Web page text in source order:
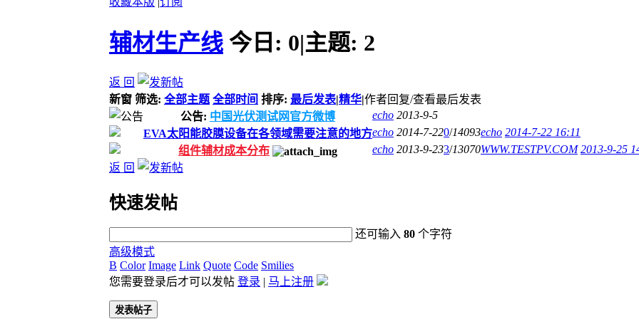
辅材生产线 今日: 0|主题: 2
返 回
新窗 筛选: 全部主题 全部时间 排序: 最后发表|精华|作者回复/查看最后发表
公告: 中国光伏测试网官方微博 echo 2013-9-5
EVA太阳能胶膜设备在各领域需要注意的地方echo 2014-7-220/14093echo 2014-7-22 16:11
组件辅材成本分布
echo 2013-9-233/13070WWW.TESTPV.COM 2013-9-25
返 回
快速发帖
还可输入80 个字符
高级模式
B Color Image Link Quote Code Smilies
您需要登录后才可以发帖 登录 | 马上注册
发表帖子